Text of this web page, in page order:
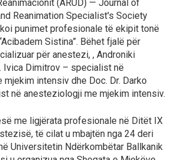
(ARUD) — Journal of
Reanimation Specialist's Society
punimet profesionale të ekipit tonë
Sistina”. Bëhet fjalë për
për anestezi, , Androniki
Ivica Dimitrov – specialist në
intensiv dhe Doc. Dr. Darko
në anesteziologji me mjekim intensiv.
me ligjërata profesionale në Ditët IX
të cilat u mbajtën nga 24 deri
Universitetin Ndërkombëtar Ballkanik